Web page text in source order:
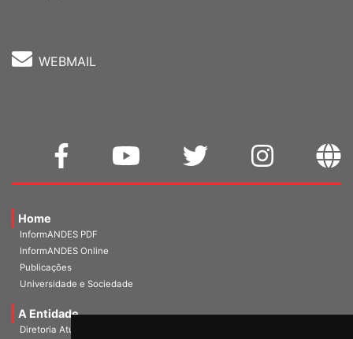
WEBMAIL
Home
InformANDES PDF
InformANDES Online
Publicações
Universidade e Sociedade
A Entidade
Diretoria Atual